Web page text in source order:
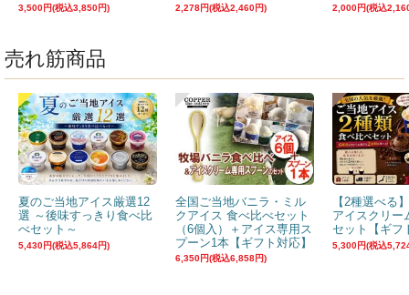
3,500円(税込3,850円) 2,278円(税込2,460円) 2,000円(税込
売れ筋商品
夏のご当地アイス厳選12
選 ～後味すっきり食べ比
べセット～
5,430円(税込5,864円)
全国ご当地バニラ・ミル
クアイス 食べ比べセット
（6個入）＋アイス専用ス
プーン1本【ギフト対応】
6,350円(税込6,858円)
【2種選べる
アイスクリー
セット【ギフ
5,300円(税込